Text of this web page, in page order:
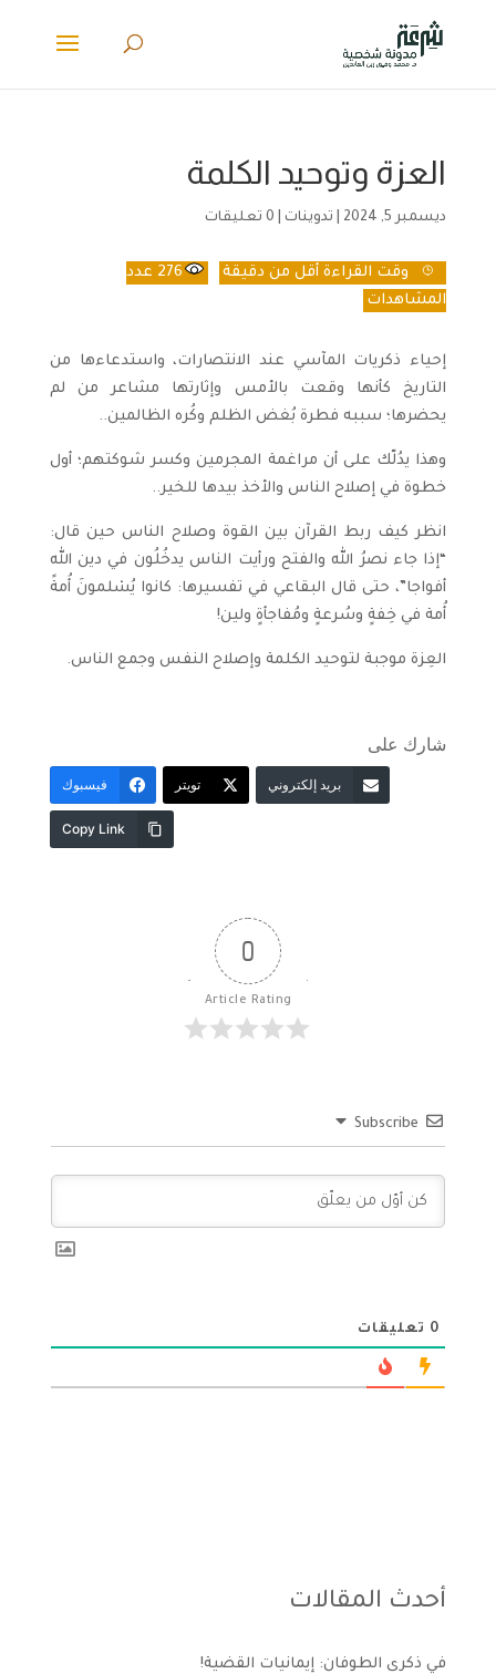
العزة وتوحيد الكلمة
ديسمبر 5, 2024 تدوينات| 0 تعليقات
وقت القراءةأقل من دقيقة 276 عدد
المشاهدات
إحياء ذكريات المآسي عند الانتصارات، واستدعاءها من
التاريخ كأنها وقعت بالأمس وإثارتها مشاعر من لم
يحضرها؛ سببه فطرة بُغض الظلم وكُره الظالمين..
وهذا يدُلّك على أن مراغمة المجرمين وكسر شوكتهم؛ أول
خطوة في إصلاح الناس والأخذ بيدها للخير..
انظر كيف ربط القرآن بين القوة وصلاح الناس حين قال:
“إذا جاء نصرُ الله والفتح ورأيت الناس يدخُلُون في دين الله
أفواجا”، حتى قال البقاعي في تفسيرها: كانوا يُسْلمونَ أُمةً
أُمة في خِفةٍ وسُرعةٍ ومُفاجأةٍ ولين!
العِزة موجبة لتوحيد الكلمة وإصلاح النفس وجمع الناس.
شارك على
فيسبوك تويتر بريد إلكتروني
Copy Link
0
Article Rating
Subscribe
0 تعليقات
أحدث المقالات
في ذكرى الطوفان: إيمانيات القضية!